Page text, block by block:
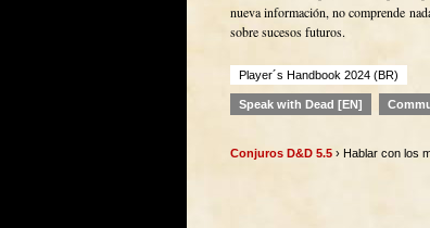
nueva información, no comprende
sobre sucesos futuros.
Player´s Handbook 2024 (BR)
Speak with Dead [EN]
Conjuros D&D 5.5 › Hablar con los